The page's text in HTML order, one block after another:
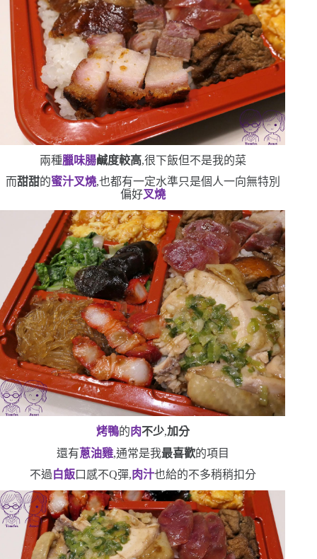
兩種臘味腸鹹度較高,很下飯但不是我的菜
而甜甜的蜜汁叉燒,也都有一定水準只是個人一向無特別
偏好叉燒
烤鴨的肉不少,加分
還有蔥油雞,通常是我最喜歡的項目
不過白飯口感不Q彈,肉汁也給的不多稍稍扣分